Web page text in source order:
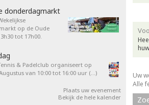
donderdagmarkt
op de Oude
tot 17h00.
& Padelclub organiseert op
van 10:00 tot 16:00 uur (…)
Plaats uw evenement
Bekijk de hele kalender
Uw
Alle